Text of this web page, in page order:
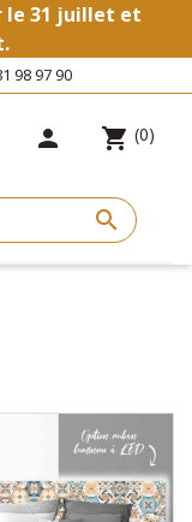
le 31 juillet et
98 97 90
shopping_cart (0)

